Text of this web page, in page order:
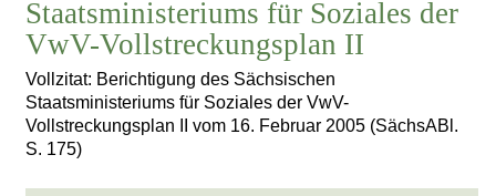
Staatsministeriums für Soziales der
VwV-Vollstreckungsplan II
Vollzitat: Berichtigung des Sächsischen
Staatsministeriums für Soziales der VwV-
Vollstreckungsplan II vom 16. Februar 2005 (SächsABl.
S. 175)